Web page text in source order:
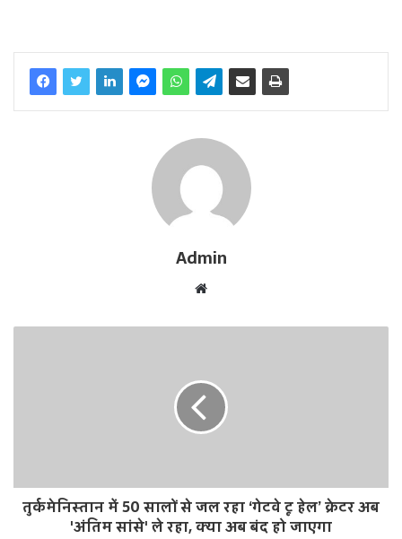
Admin
b
तुर्कमेनिस्तान में 50 सालों से जल रहा ‘गेटवे टू हेल’ क्रेटर अब
'अंतिम सांसे' ले रहा, क्या अब बंद हो जाएगा